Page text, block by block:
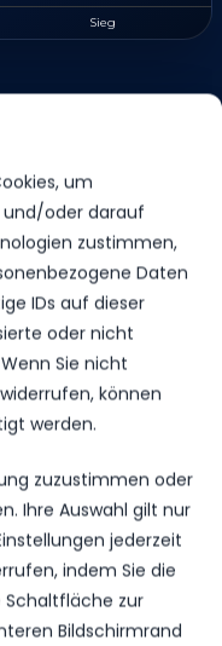
um
oder darauf
zustimmen,
Daten
IDs auf dieser
oder nicht
Sie nicht
können
werden.
zuzustimmen oder
Ihre Auswahl gilt nur
jederzeit
indem Sie die
zur
Bildschirmrand
Sieg
0
0
0